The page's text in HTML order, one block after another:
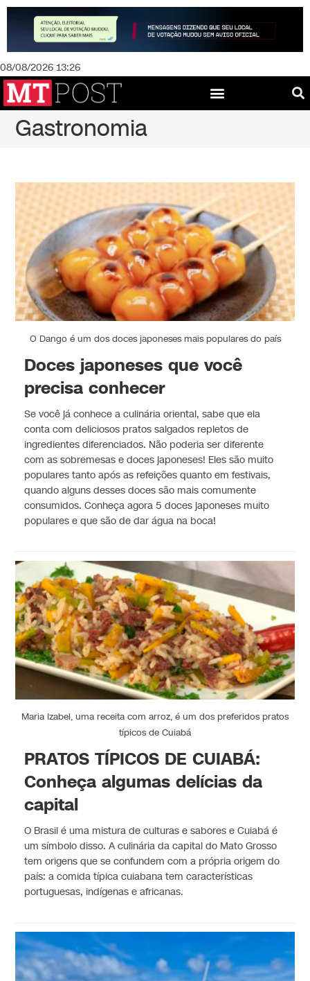
08/08/2026 13:26
Gastronomia
O Dango é um dos doces japoneses mais populares do país
Doces japoneses que você
precisa conhecer
Se você já conhece a culinária oriental, sabe que ela
conta com deliciosos pratos salgados repletos de
ingredientes diferenciados. Não poderia ser diferente
com as sobremesas e doces japoneses! Eles são muito
populares tanto após as refeições quanto em festivais,
quando alguns desses doces são mais comumente
consumidos. Conheça agora 5 doces japoneses muito
populares e que são de dar água na boca!
Maria Izabel, uma receita com arroz, é um dos preferidos pratos
típicos de Cuiabá
PRATOS TÍPICOS DE CUIABÁ:
Conheça algumas delícias da
capital
O Brasil é uma mistura de culturas e sabores e Cuiabá é
um símbolo disso. A culinária da capital do Mato Grosso
tem origens que se confundem com a própria origem do
país: a comida típica cuiabana tem características
portuguesas, indígenas e africanas.